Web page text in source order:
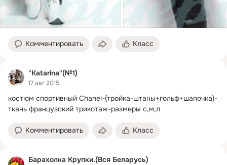
Комментировать Класс
"Katarina"(№1)
17 авг 2015
костюм спортивный Chanel-(тройка-штаны+гольф+шапочка)-
ткань французский трикотаж-размеры с,м,л
Комментировать Класс
Барахолка Крупки.(Вся Беларусь)